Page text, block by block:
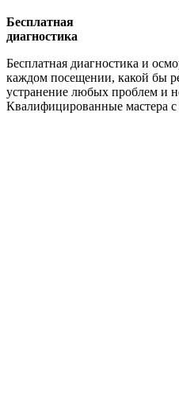
Бесплатная
диагностика
Бесплатная диагностика и
каждом посещении, какой бы
устранение любых проблем и
Квалифицированные мастера